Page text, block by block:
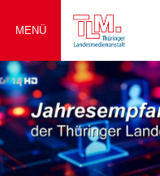
MENÜ